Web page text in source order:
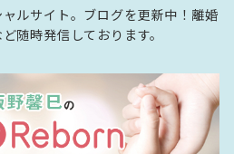
ルサイト。ブログを更新中！離婚
随時発信しております。